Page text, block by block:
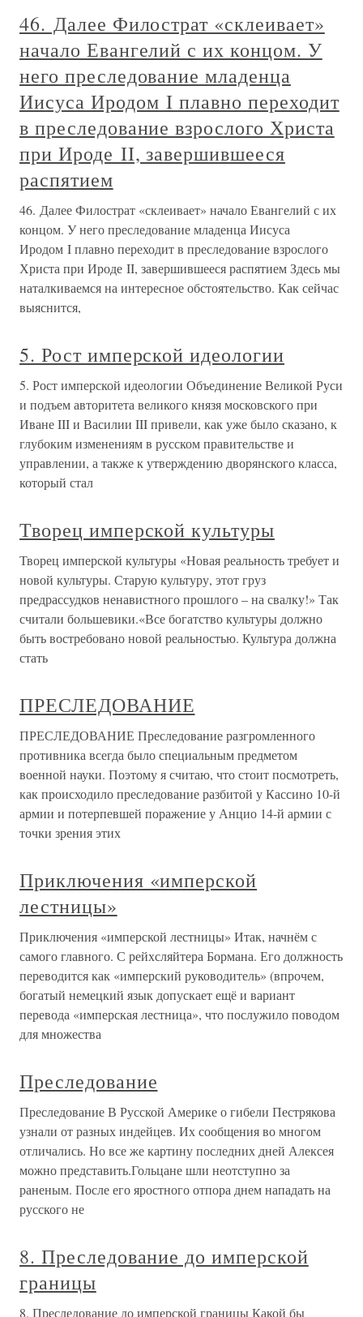
46. Далее Филострат «склеивает»
начало Евангелий с их концом. У
него преследование младенца
Иисуса Иродом I плавно переходит
в преследование взрослого Христа
при Ироде II, завершившееся
распятием
46. Далее Филострат «склеивает» начало Евангелий с их
концом. У него преследование младенца Иисуса
Иродом I плавно переходит в преследование взрослого
Христа при Ироде II, завершившееся распятием Здесь мы
наталкиваемся на интересное обстоятельство. Как сейчас
выяснится,
5. Рост имперской идеологии
5. Рост имперской идеологии Объединение Великой Руси
и подъем авторитета великого князя московского при
Иване III и Василии III привели, как уже было сказано, к
глубоким изменениям в русском правительстве и
управлении, а также к утверждению дворянского класса,
который стал
Творец имперской культуры
Творец имперской культуры «Новая реальность требует и
новой культуры. Старую культуру, этот груз
предрассудков ненавистного прошлого – на свалку!» Так
считали большевики.«Все богатство культуры должно
быть востребовано новой реальностью. Культура должна
стать
ПРЕСЛЕДОВАНИЕ
ПРЕСЛЕДОВАНИЕ Преследование разгромленного
противника всегда было специальным предметом
военной науки. Поэтому я считаю, что стоит посмотреть,
как происходило преследование разбитой у Кассино 10-й
армии и потерпевшей поражение у Анцио 14-й армии с
точки зрения этих
Приключения «имперской
лестницы»
Приключения «имперской лестницы» Итак, начнём с
самого главного. С рейхсляйтера Бормана. Его должность
переводится как «имперский руководитель» (впрочем,
богатый немецкий язык допускает ещё и вариант
перевода «имперская лестница», что послужило поводом
для множества
Преследование
Преследование В Русской Америке о гибели Пестрякова
узнали от разных индейцев. Их сообщения во многом
отличались. Но все же картину последних дней Алексея
можно представить.Гольцане шли неотступно за
раненым. После его яростного отпора днем нападать на
русского не
8. Преследование до имперской
границы
8. Преследование до имперской границы Какой бы